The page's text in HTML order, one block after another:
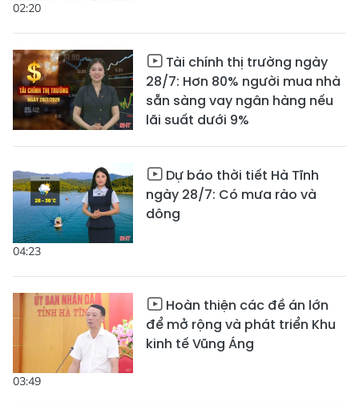
02:20
Tài chính thị trường ngày
28/7: Hơn 80% người mua nhà
sẵn sàng vay ngân hàng nếu
lãi suất dưới 9%
04:23
Dự báo thời tiết Hà Tĩnh
ngày 28/7: Có mưa rào và
dông
03:49
Hoàn thiện các đề án lớn
để mở rộng và phát triển Khu
kinh tế Vũng Áng